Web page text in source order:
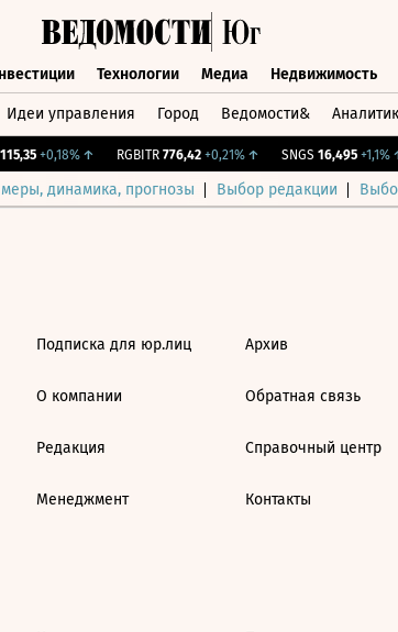
Технологии Медиа Недвижимость
Идеи управления Город Ведомости&
+0,18%↑ RGBITR 776,42 +0,21%↑ SNGS 16,495 +1,1%↑
динамика, прогнозы Выбор редакции
Подписка для юр.лиц
О компании
Редакция
Менеджмент
Архив
Обратная связь
Справочный центр
Контакты